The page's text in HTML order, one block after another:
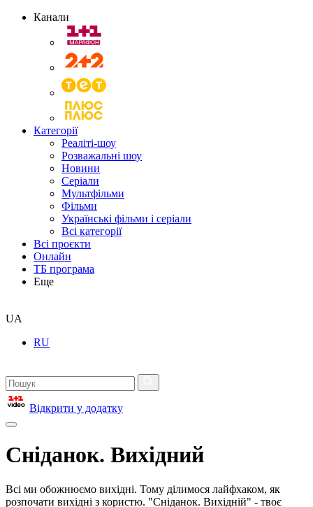
Канали
Категорії
Реаліті-шоу
Розважальні шоу
Новини
Серіали
Мультфільми
Фільми
Українські фільми і серіали
Всі категорії
Всі проєкти
Онлайн
ТБ програма
Еще
UA
RU
Відкрити у додатку
Сніданок. Вихідний
Всі ми обожнюємо вихідні. Тому ділимося лайфхаком, як
розпочати вихідні з користю. "Сніданок. Вихідній" - твоє